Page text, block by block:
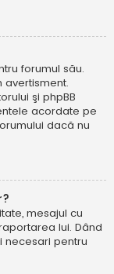
forumul său.
şi phpBB
acordate pe
dacă nu
mesajul cu
lui. Dând
necesari pentru